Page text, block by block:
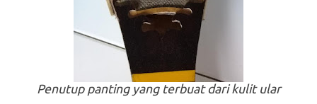
Penutup panting yang terbuat dari kulit ular